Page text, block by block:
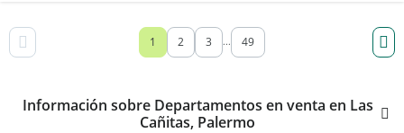
1 2 3 ... 49
Información sobre Departamentos en venta en Las
Cañitas, Palermo